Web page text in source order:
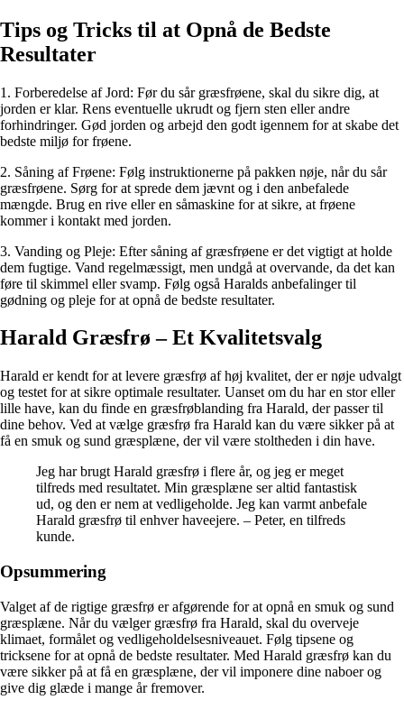
Tips og Tricks til at Opnå de Bedste
Resultater
1. Forberedelse af Jord: Før du sår græsfrøene, skal du sikre dig, at
jorden er klar. Rens eventuelle ukrudt og fjern sten eller andre
forhindringer. Gød jorden og arbejd den godt igennem for at skabe det
bedste miljø for frøene.
2. Såning af Frøene: Følg instruktionerne på pakken nøje, når du sår
græsfrøene. Sørg for at sprede dem jævnt og i den anbefalede
mængde. Brug en rive eller en såmaskine for at sikre, at frøene
kommer i kontakt med jorden.
3. Vanding og Pleje: Efter såning af græsfrøene er det vigtigt at holde
dem fugtige. Vand regelmæssigt, men undgå at overvande, da det kan
føre til skimmel eller svamp. Følg også Haralds anbefalinger til
gødning og pleje for at opnå de bedste resultater.
Harald Græsfrø – Et Kvalitetsvalg
Harald er kendt for at levere græsfrø af høj kvalitet, der er nøje udvalgt
og testet for at sikre optimale resultater. Uanset om du har en stor eller
lille have, kan du finde en græsfrøblanding fra Harald, der passer til
dine behov. Ved at vælge græsfrø fra Harald kan du være sikker på at
få en smuk og sund græsplæne, der vil være stoltheden i din have.
Jeg har brugt Harald græsfrø i flere år, og jeg er meget
tilfreds med resultatet. Min græsplæne ser altid fantastisk
ud, og den er nem at vedligeholde. Jeg kan varmt anbefale
Harald græsfrø til enhver haveejere. – Peter, en tilfreds
kunde.
Opsummering
Valget af de rigtige græsfrø er afgørende for at opnå en smuk og sund
græsplæne. Når du vælger græsfrø fra Harald, skal du overveje
klimaet, formålet og vedligeholdelsesniveauet. Følg tipsene og
tricksene for at opnå de bedste resultater. Med Harald græsfrø kan du
være sikker på at få en græsplæne, der vil imponere dine naboer og
give dig glæde i mange år fremover.